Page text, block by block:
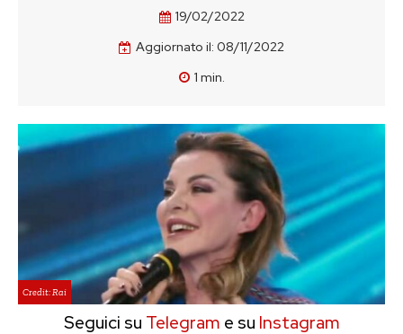
19/02/2022
Aggiornato il: 08/11/2022
1 min.
Credit: Rai
Seguici su Telegram e su Instagram